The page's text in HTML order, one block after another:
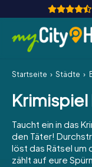
So
Städte
Touren
Teamevent
Startseite Städte
Taucht ein in das
den Täter!
löst das Rätsel um
zählt auf eure